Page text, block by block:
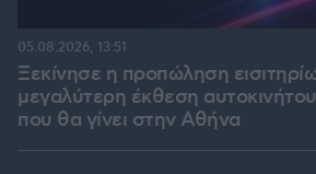
Ξεκίνησε η προπώληση
μεγαλύτερη έκθεση
που θα γίνει στην Αθήνα
05.08.2026, 13:51